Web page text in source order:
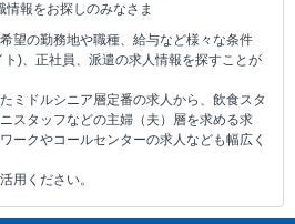
情報をお探しのみなさま
望の勤務地や職種、給与など様々な条件
)、正社員、派遣の求人情報を探すことが
ミドルシニア層定番の求人から、飲食スタ
スタッフなどの主婦（夫）層を求める求
ークやコールセンターの求人なども幅広く
用ください。